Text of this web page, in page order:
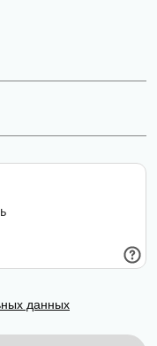
данных